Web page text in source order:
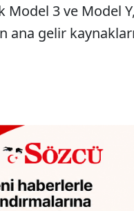
Model 3 ve Model
ana gelir